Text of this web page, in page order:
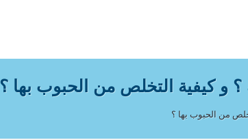
و كيفية التخلص من الحبوب بها ؟
من الحبوب بها ؟